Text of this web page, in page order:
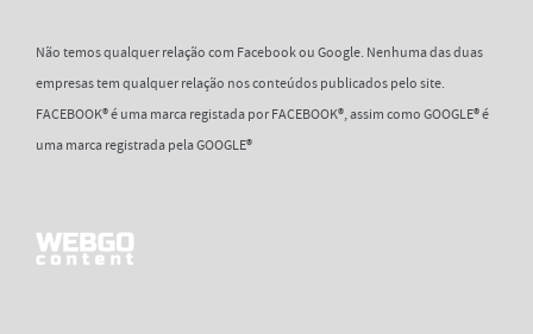
Não temos qualquer relação com Facebook ou Google. Nenhuma das duas
empresas tem qualquer relação nos conteúdos publicados pelo site.
FACEBOOK® é uma marca registada por FACEBOOK®, assim como GOOGLE® é
uma marca registrada pela GOOGLE®